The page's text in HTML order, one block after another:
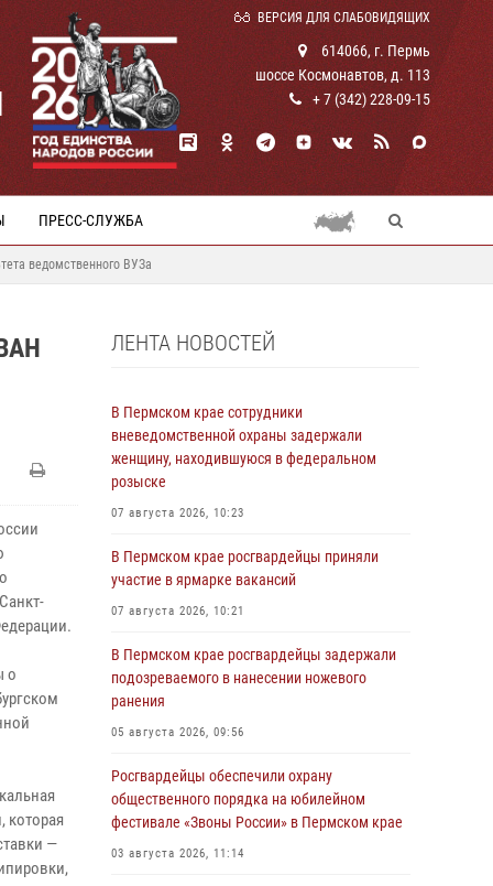
ВЕРСИЯ ДЛЯ СЛАБОВИДЯЩИХ
614066, г. Пермь
шоссе Космонавтов, д. 113
+ 7 (342) 228-09-15
ПРЕСС-СЛУЖБА
ведомственного ВУЗа
о
которая
—
ЛЕНТА НОВОСТЕЙ
В Пермском крае сотрудники
вневедомственной охраны задержали
женщину, находившуюся в федеральном
розыске
07 августа 2026, 10:23
В Пермском крае росгвардейцы приняли
участие в ярмарке вакансий
07 августа 2026, 10:21
В Пермском крае росгвардейцы задержали
подозреваемого в нанесении ножевого
ранения
05 августа 2026, 09:56
Росгвардейцы обеспечили охрану
общественного порядка на юбилейном
фестивале «Звоны России» в Пермском крае
03 августа 2026, 11:14